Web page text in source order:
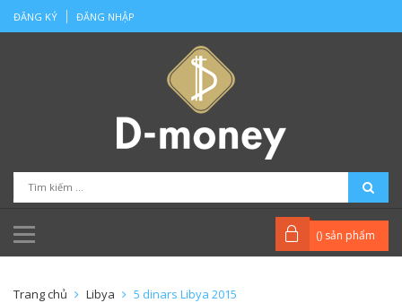
ĐĂNG KÝ ĐĂNG NHẬP
() sản phẩm
Trang chủ Libya 5 dinars Libya 2015